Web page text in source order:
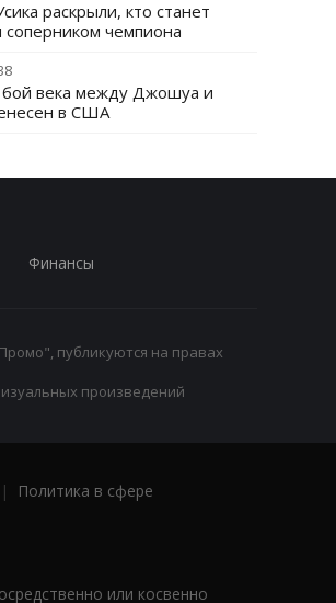
раскрыли, кто станет
чемпиона
бой века между Джошуа и
в США
Финансы
публикуются на правах
произведений
|
Политика в сфере
или косвенно